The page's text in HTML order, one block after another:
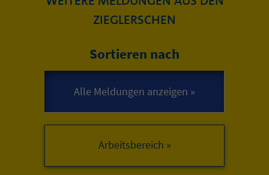
ZIEGLERSCHEN
Sortieren nach
Arbeitsbereich »